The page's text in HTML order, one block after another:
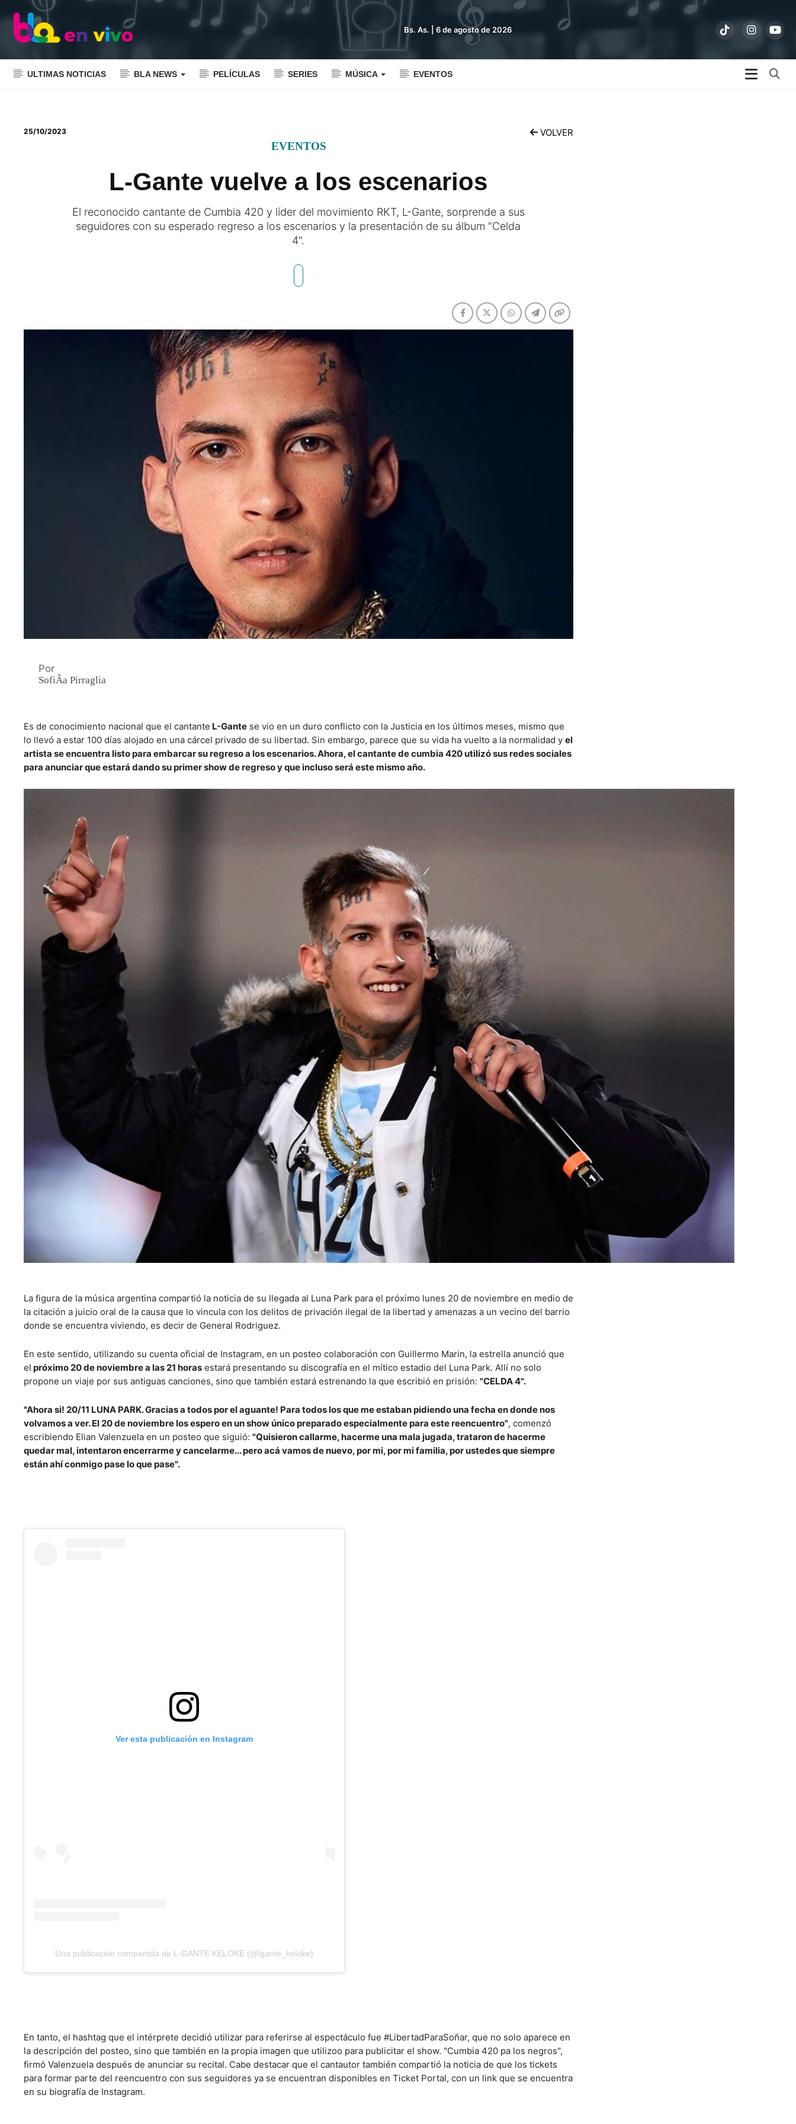
Bs. As. | 6 de agosto de 2026
ULTIMAS NOTICIAS BLA NEWS PELÍCULAS SERIES MÚSICA EVENTOS
25/10/2023 VOLVER
EVENTOS
L-Gante vuelve a los escenarios
El reconocido cantante de Cumbia 420 y líder del movimiento RKT, L-Gante, sorprende a sus
seguidores con su esperado regreso a los escenarios y la presentación de su álbum "Celda
4".
Por
SofiÂ­a Pirraglia
Es de conocimiento nacional que el cantante L-Gante se vio en un duro conflicto con la Justicia en los últimos meses, mismo que
lo llevó a estar 100 días alojado en una cárcel privado de su libertad. Sin embargo, parece que su vida ha vuelto a la normalidad y el
artista se encuentra listo para embarcar su regreso a los escenarios. Ahora, el cantante de cumbia 420 utilizó sus redes sociales
para anunciar que estará dando su primer show de regreso y que incluso será este mismo año.
La figura de la música argentina compartió la noticia de su llegada al Luna Park para el próximo lunes 20 de noviembre en medio de
la citación a juicio oral de la causa que lo vincula con los delitos de privación ilegal de la libertad y amenazas a un vecino del barrio
donde se encuentra viviendo, es decir de General Rodriguez.
En este sentido, utilizando su cuenta oficial de Instagram, en un posteo colaboración con Guillermo Marin, la estrella anunció que
el próximo 20 de noviembre a las 21 horas estará presentando su discografía en el mítico estadio del Luna Park. Allí no solo
propone un viaje por sus antiguas canciones, sino que también estará estrenando la que escribió en prisión: "CELDA 4".
"Ahora si! 20/11 LUNA PARK. Gracias a todos por el aguante! Para todos los que me estaban pidiendo una fecha en donde nos
volvamos a ver. El 20 de noviembre los espero en un show único preparado especialmente para este reencuentro", comenzó
escribiendo Elian Valenzuela en un posteo que siguió: "Quisieron callarme, hacerme una mala jugada, trataron de hacerme
quedar mal, intentaron encerrarme y cancelarme... pero acá vamos de nuevo, por mi, por mi familia, por ustedes que siempre
están ahí conmigo pase lo que pase".
Ver esta publicación en Instagram
Una publicación compartida de L-GANTE KELOKE (@lgante_keloke)
En tanto, el hashtag que el intérprete decidió utilizar para referirse al espectáculo fue #LibertadParaSoñar, que no solo aparece en
la descripción del posteo, sino que también en la propia imagen que utilizoo para publicitar el show. "Cumbia 420 pa los negros",
firmó Valenzuela después de anunciar su recital. Cabe destacar que el cantautor también compartió la noticia de que los tickets
para formar parte del reencuentro con sus seguidores ya se encuentran disponibles en Ticket Portal, con un link que se encuentra
en su biografía de Instagram.